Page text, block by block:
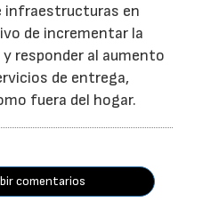
infraestructuras en
de incrementar la
responder al aumento
de entrega,
fuera del hogar.
comentarios